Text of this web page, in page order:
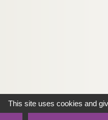
This site uses cookies and